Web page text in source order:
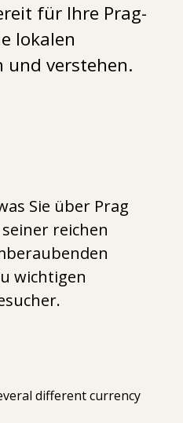
für Ihre Prag-
lokalen
und verstehen.
Sie über Prag
reichen
wichtigen